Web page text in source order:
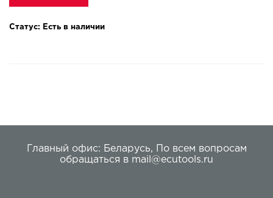
Статус: Есть в наличии
Главный офис: Беларусь,
По всем вопросам
обращаться в mail@ecutools.ru